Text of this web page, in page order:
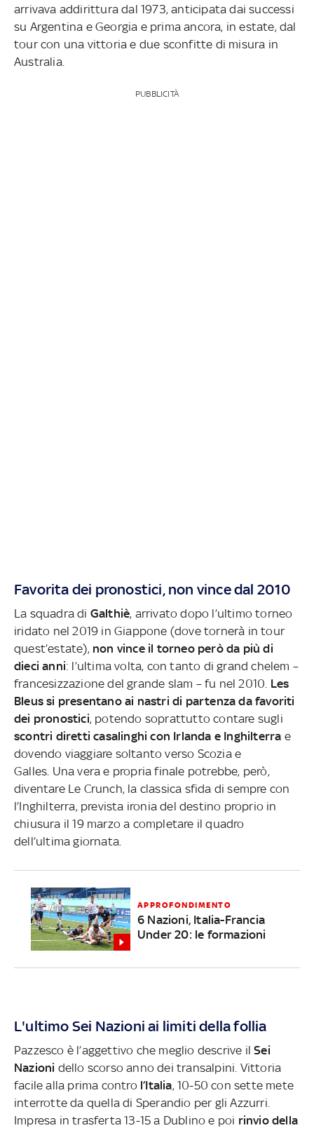
arrivava addirittura dal 1973, anticipata dai successi
su Argentina e Georgia e prima ancora, in estate, dal
tour con una vittoria e due sconfitte di misura in
Australia.
PUBBLICITÀ
Favorita dei pronostici, non vince dal 2010
La squadra di Galthiè, arrivato dopo l’ultimo torneo
iridato nel 2019 in Giappone (dove tornerà in tour
quest’estate), non vince il torneo però da più di
dieci anni: l’ultima volta, con tanto di grand chelem –
francesizzazione del grande slam – fu nel 2010. Les
Bleus si presentano ai nastri di partenza da favoriti
dei pronostici, potendo soprattutto contare sugli
scontri diretti casalinghi con Irlanda e Inghilterra e
dovendo viaggiare soltanto verso Scozia e
Galles. Una vera e propria finale potrebbe, però,
diventare Le Crunch, la classica sfida di sempre con
l’Inghilterra, prevista ironia del destino proprio in
chiusura il 19 marzo a completare il quadro
dell’ultima giornata.
APPROFONDIMENTO
6 Nazioni, Italia-Francia
Under 20: le formazioni
L'ultimo Sei Nazioni ai limiti della follia
Pazzesco è l’aggettivo che meglio descrive ilSei
Nazioni dello scorso anno dei transalpini. Vittoria
facile alla prima contro l’Italia, 10-50 con sette mete
interrotte da quella di Sperandio per gli Azzurri.
Impresa in trasferta 13-15 a Dublino e poi rinvio della